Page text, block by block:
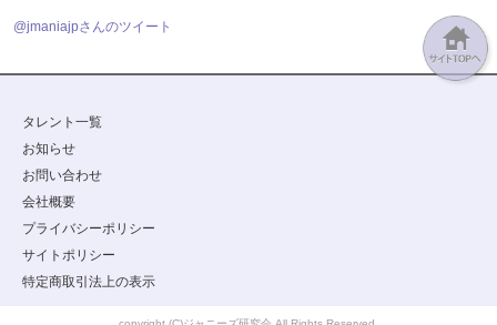
@jmaniajpさんのツイート
タレント一覧
お知らせ
お問い合わせ
会社概要
プライバシーポリシー
サイトポリシー
特定商取引法上の表示